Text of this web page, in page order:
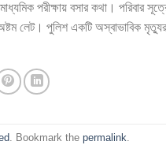
পরীক্ষায় বসার কথা। পরিবার
অষ্টম লেট। পুলিশ একটি অস্বাভাবিক
. Bookmark the permalink